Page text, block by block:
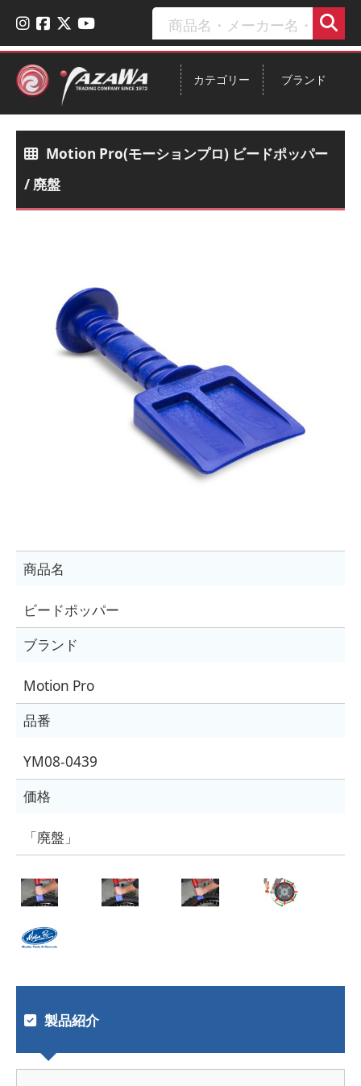
ブランド
カテゴリー
Motion Pro(モーションプロ) ビードポッパー
/ 廃盤
商品名
ビードポッパー
ブランド
Motion Pro
品番
YM08-0439
価格
「廃盤」
製品紹介